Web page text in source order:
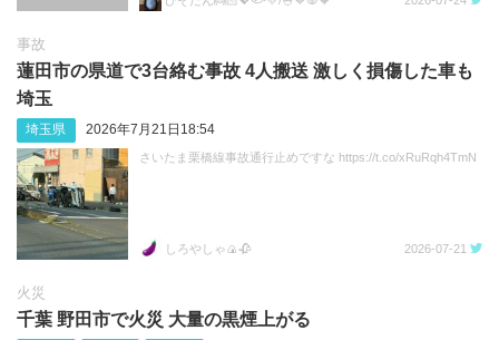
事故
蓮田市の県道で3台絡む事故 4人搬送 激しく損傷した車も
埼玉
埼玉県 2026年7月21日18:54
さいたま栗橋線事故通行止めですな https://t.co/xRuRqh4TmN
しろやしゃ🍙🥀 2026-07-21
火災
千葉 野田市で火災 大量の黒煙上がる